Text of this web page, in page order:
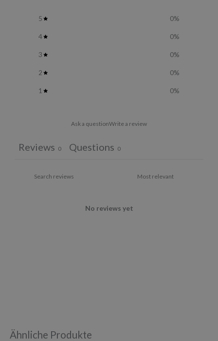
5 0%
4 0%
3 0%
2 0%
1 0%
Ask a questionWrite a review
Reviews 0 Questions 0
No reviews yet
Ähnliche Produkte